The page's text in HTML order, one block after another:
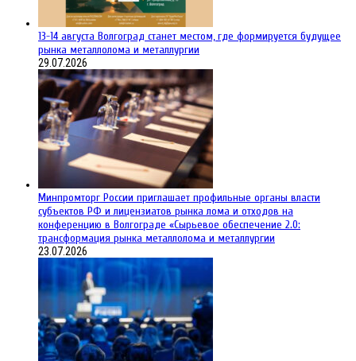
13-14 августа Волгоград станет местом, где формируется будущее
рынка металлолома и металлургии
29.07.2026
Минпромторг России приглашает профильные органы власти
субъектов РФ и лицензиатов рынка лома и отходов на
конференцию в Волгограде «Сырьевое обеспечение 2.0:
трансформация рынка металлолома и металлургии
23.07.2026